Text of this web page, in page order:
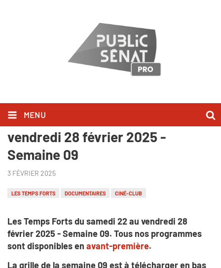
MENU
Les Temps Forts du samedi 22 au
vendredi 28 février 2025 -
Semaine 09
3 FÉVRIER 2025
LES TEMPS FORTS DOCUMENTAIRES CINÉ-CLUB
Les Temps Forts du samedi 22 au vendredi 28
février 2025 - Semaine 09. Tous nos programmes
sont disponibles en avant-première.
La grille de la semaine 09 est à télécharger en bas